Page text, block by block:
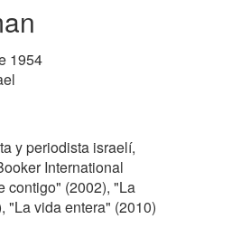
1954
y periodista israelí,
International
contigo" (2002), "La
"La vida entera" (2010)